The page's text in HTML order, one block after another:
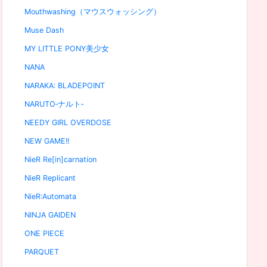
Mouthwashing（マウスウォッシング）
Muse Dash
MY LITTLE PONY美少女
NANA
NARAKA: BLADEPOINT
NARUTO‐ナルト‐
NEEDY GIRL OVERDOSE
NEW GAME!!
NieR Re[in]carnation
NieR Replicant
NieR:Automata
NINJA GAIDEN
ONE PIECE
PARQUET